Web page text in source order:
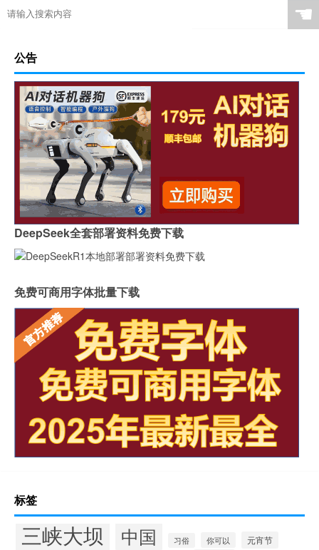
☚
公告
DeepSeek全套部署资料免费下载
免费可商用字体批量下载
标签
三峡大坝 中国 习俗 你可以 元宵节